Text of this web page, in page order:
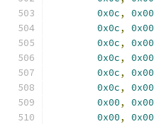
0x0c, 0x00
0x0c, 0x00
0x0c, 0x00
0x0c, 0x00
0x0c, 0x00
0x0c, 0x00
0x00, 0x00
0x00, 0x00